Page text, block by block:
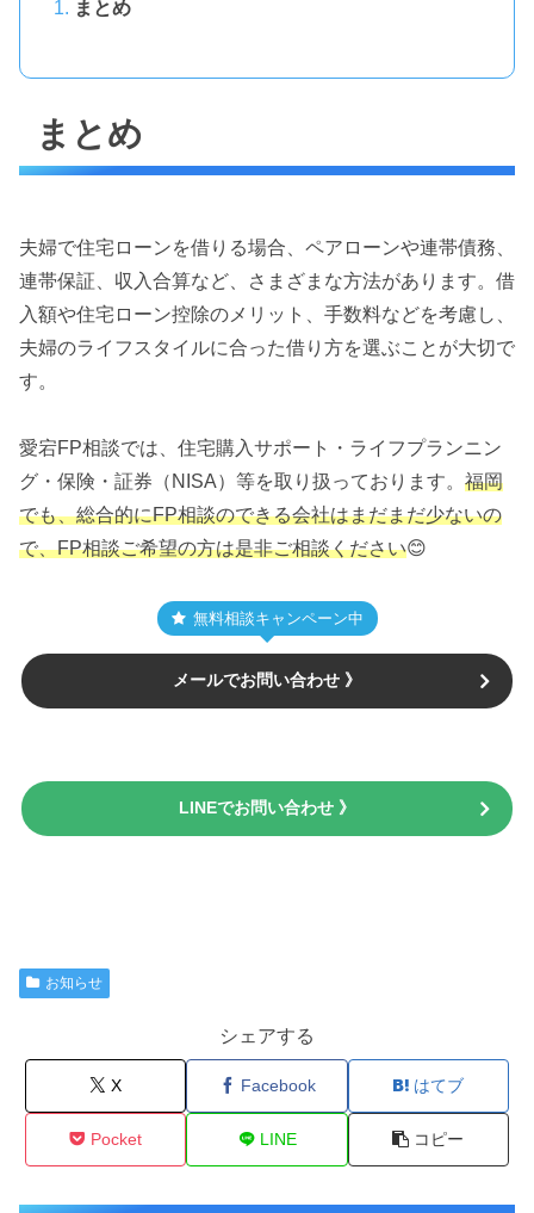
まとめ
まとめ
夫婦で住宅ローンを借りる場合、ペアローンや連帯債務、
連帯保証、収入合算など、さまざまな方法があります。借
入額や住宅ローン控除のメリット、手数料などを考慮し、
夫婦のライフスタイルに合った借り方を選ぶことが大切で
す。
愛宕FP相談では、住宅購入サポート・ライフプランニン
グ・保険・証券（NISA）等を取り扱っております。 福岡
でも、総合的にFP相談のできる会社はまだまだ少ないの
で、FP相談ご希望の方は是非ご相談ください😊
無料相談キャンペーン中
メールでお問い合わせ 》
LINEでお問い合わせ 》
お知らせ
シェアする
X Facebook はてブ
Pocket LINE コピー